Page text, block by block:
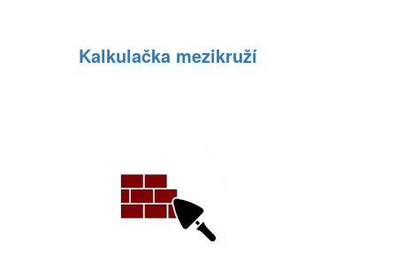
Kalkulačka mezikruží